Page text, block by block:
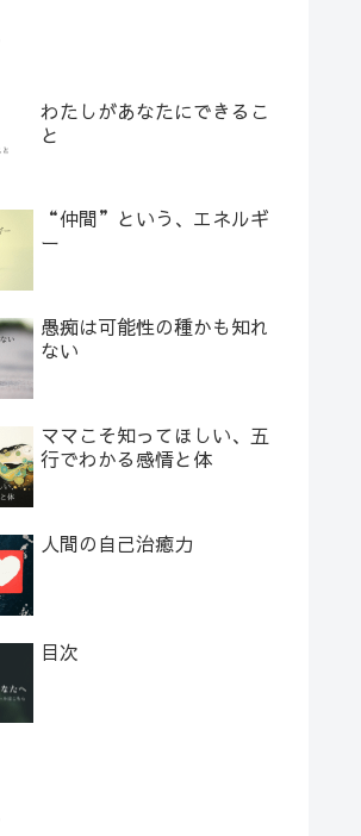
わたしがあなたにできるこ
と
“仲間”という、エネルギ
ー
愚痴は可能性の種かも知れ
ない
ママこそ知ってほしい、五
行でわかる感情と体
人間の自己治癒力
目次